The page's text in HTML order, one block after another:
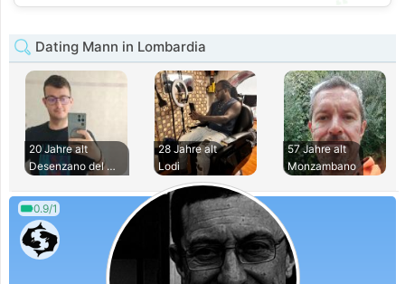
💕
Dating Mann in Lombardia
20 Jahre alt
Desenzano del Gard
28 Jahre alt
Lodi
57 Jahre alt
Monzambano
0.9/1